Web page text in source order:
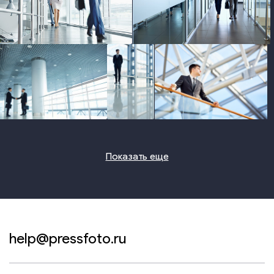
photo photo
photo photo photo
Показать еще
help@pressfoto.ru